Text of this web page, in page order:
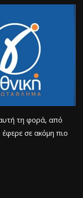
τη φορά, από
σε ακόμη πιο